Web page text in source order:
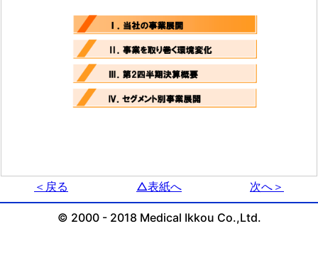
＜戻る △表紙へ 次へ＞
© 2000 - 2018 Medical Ikkou Co.,Ltd.